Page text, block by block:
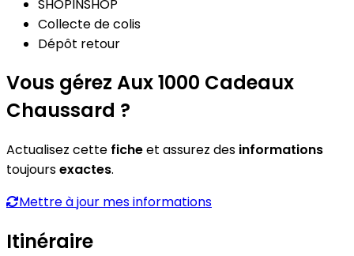
SHOPINSHOP
Collecte de colis
Dépôt retour
Vous gérez Aux 1000 Cadeaux
Chaussard ?
Actualisez cette ficheet assurez des informations
toujoursexactes.
Mettre à jour mes informations
Itinéraire